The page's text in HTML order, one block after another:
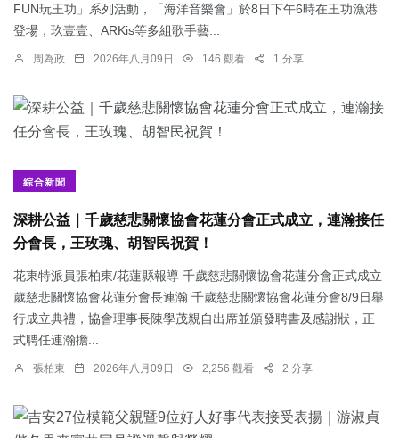
FUN玩王功」系列活動，「海洋音樂會」於8日下午6時在王功漁港
登場，玖壹壹、ARKis等多組歌手藝...
周為政 2026年八月09日 146 觀看 1 分享
綜合新聞
深耕公益｜千歲慈悲關懷協會花蓮分會正式成立，連瀚接任
分會長，王玫瑰、胡智民祝賀！
花東特派員張柏東/花蓮縣報導 千歲慈悲關懷協會花蓮分會正式成立
歲慈悲關懷協會花蓮分會長連瀚 千歲慈悲關懷協會花蓮分會8/9日舉
行成立典禮，協會理事長陳學茂親自出席並頒發聘書及感謝狀，正
式聘任連瀚擔...
張柏東 2026年八月09日 2,256 觀看 2 分享